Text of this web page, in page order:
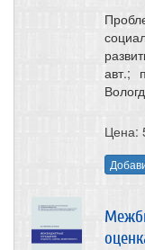
авт.;
Цена: